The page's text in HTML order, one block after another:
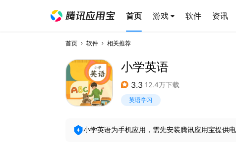
首页 游戏 软件 资讯
首页 软件 相关推荐
小学英语
3.3 12.4万下载
英语学习
小学英语为手机应用，需先安装腾讯应用宝提供